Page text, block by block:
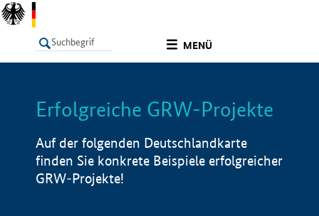
MENÜ
LISTE Info
Erfolgreiche GRW-Projekte
Auf der folgenden Deutschlandkarte
finden Sie konkrete Beispiele erfolgreicher
GRW-Projekte!